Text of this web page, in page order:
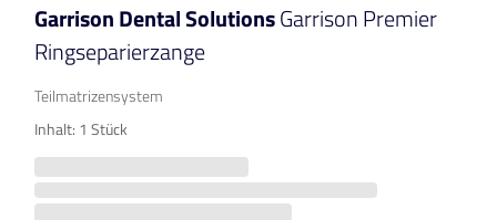
Garrison Dental SolutionsGarrison Premier
Ringseparierzange
Teilmatrizensystem
Inhalt: 1 Stück